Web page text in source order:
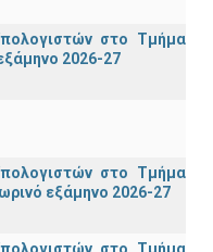
στο Τμήμα
2026-27
στο Τμήμα
εξάμηνο 2026-27